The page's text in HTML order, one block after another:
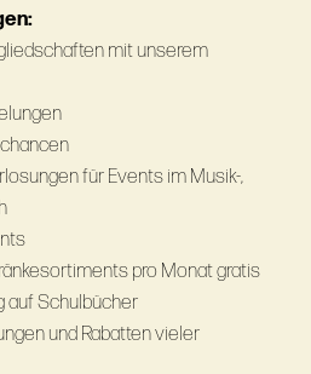
mit unserem
für Events im Musik-,
pro Monat gratis
auf Schulbücher
und Rabatten vieler